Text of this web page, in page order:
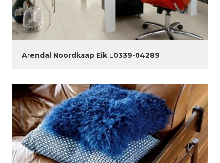
Arendal Noordkaap Eik L0339-04289